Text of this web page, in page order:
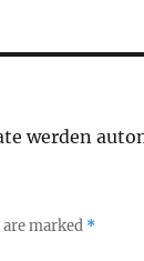
werden
marked *